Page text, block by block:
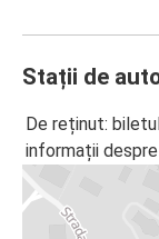
Stații de
De reținut:
informații despre